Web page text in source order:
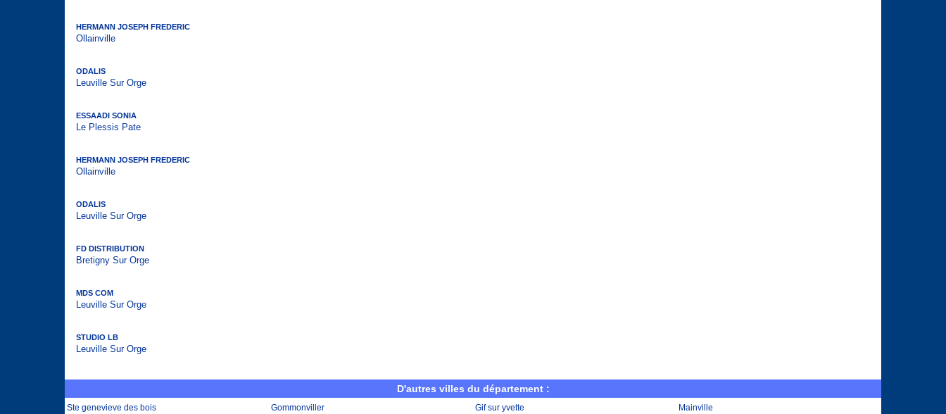
HERMANN JOSEPH FREDERIC
Ollainville
ODALIS
Leuville Sur Orge
ESSAADI SONIA
Le Plessis Pate
HERMANN JOSEPH FREDERIC
Ollainville
ODALIS
Leuville Sur Orge
FD DISTRIBUTION
Bretigny Sur Orge
MDS COM
Leuville Sur Orge
STUDIO LB
Leuville Sur Orge
D'autres villes du département :
Ste genevieve des bois Gommonviller Gif sur yvette Mainville